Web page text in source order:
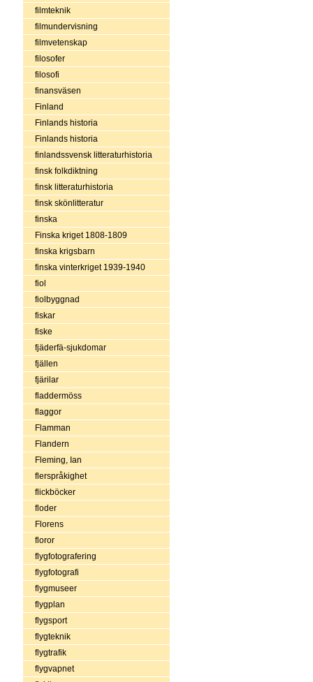
filmteknik
filmundervisning
filmvetenskap
filosofer
filosofi
finansväsen
Finland
Finlands historia
Finlands historia
finlandssvensk litteraturhistoria
finsk folkdiktning
finsk litteraturhistoria
finsk skönlitteratur
finska
Finska kriget 1808-1809
finska krigsbarn
finska vinterkriget 1939-1940
fiol
fiolbyggnad
fiskar
fiske
fjäderfä-sjukdomar
fjällen
fjärilar
fladdermöss
flaggor
Flamman
Flandern
Fleming, Ian
flerspråkighet
flickböcker
floder
Florens
floror
flygfotografering
flygfotografi
flygmuseer
flygplan
flygsport
flygteknik
flygtrafik
flygvapnet